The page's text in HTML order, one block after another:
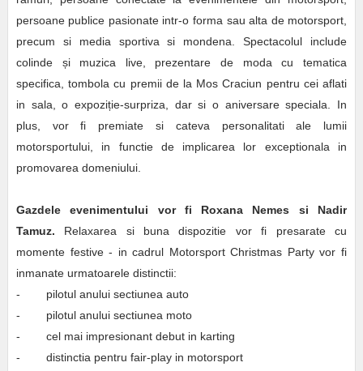
persoane publice pasionate intr-o forma sau alta de motorsport,
precum si media sportiva si mondena. Spectacolul include
colinde și muzica live, prezentare de moda cu tematica
specifica, tombola cu premii de la Mos Craciun pentru cei aflati
in sala, o expoziție-surpriza, dar si o aniversare speciala. In
plus, vor fi premiate si cateva personalitati ale lumii
motorsportului, in functie de implicarea lor exceptionala in
promovarea domeniului.
Gazdele evenimentului vor fi Roxana Nemes si Nadir
Tamuz. Relaxarea si buna dispozitie vor fi presarate cu
momente festive - in cadrul Motorsport Christmas Party vor fi
inmanate urmatoarele distinctii:
- pilotul anului sectiunea auto
- pilotul anului sectiunea moto
- cel mai impresionant debut in karting
- distinctia pentru fair-play in motorsport